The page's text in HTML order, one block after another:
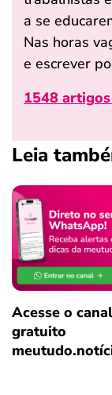
a se
Nas horas
e escrever
1548
Leia
Acesse o canal
gratuito